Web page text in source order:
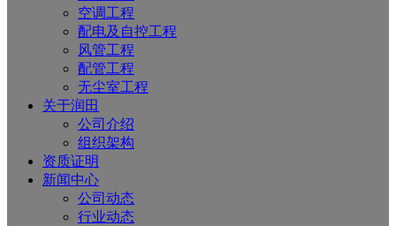
空调工程
配电及自控工程
风管工程
配管工程
无尘室工程
关于润田
公司介绍
组织架构
资质证明
新闻中心
公司动态
行业动态